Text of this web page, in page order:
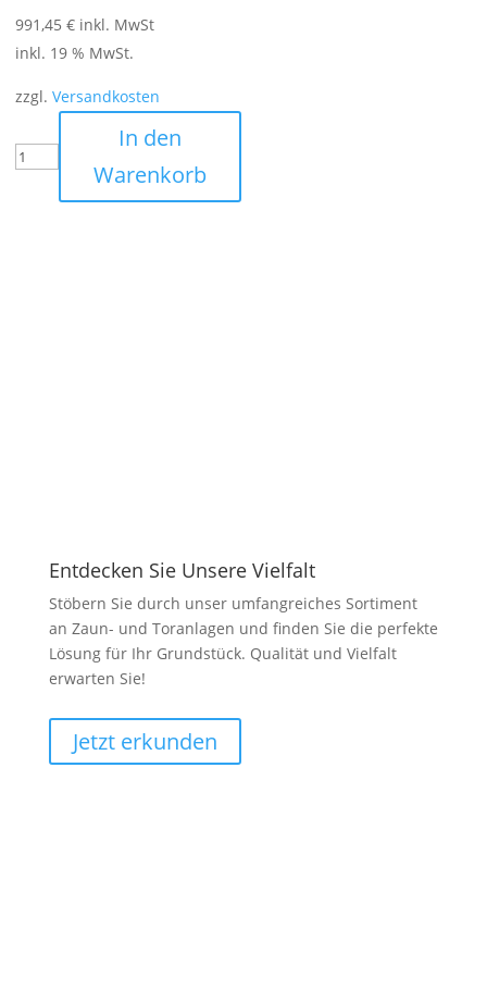
991,45 € inkl. MwSt
inkl. 19 % MwSt.
zzgl. Versandkosten
In den
Warenkorb
Entdecken Sie Unsere Vielfalt
Stöbern Sie durch unser umfangreiches Sortiment
an Zaun- und Toranlagen und finden Sie die perfekte
Lösung für Ihr Grundstück. Qualität und Vielfalt
erwarten Sie!
Jetzt erkunden